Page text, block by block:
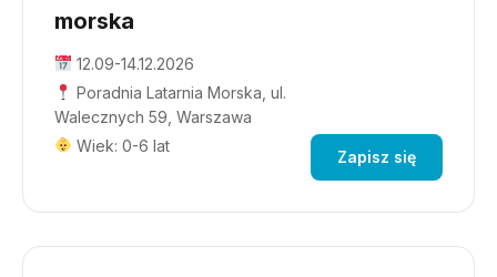
morska
12.09-14.12.2026
Poradnia Latarnia Morska, ul.
Walecznych 59, Warszawa
Wiek: 0-6 lat
Zapisz się